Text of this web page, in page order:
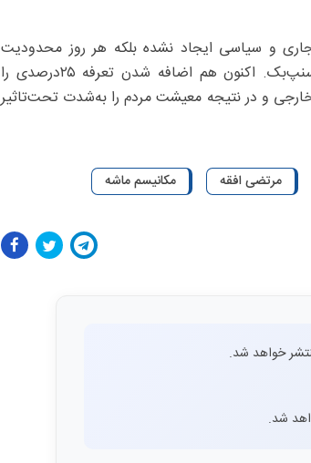
و سیاسی ایجاد نشده بلکه هر روز محدودیت
جدیدی به محدودیت‌های قبلی اضافه شده است؛ از جمله همین اسنپ‌بک. اکنون هم اضافه شدن تعرفه ۲۵‌درصدی را
خارجی و در نتیجه معیشت مردم را به‌شدت تحت‌تاثیر
مرتضی افقه مکانیسم ماشه
خواهد شد.
شد.